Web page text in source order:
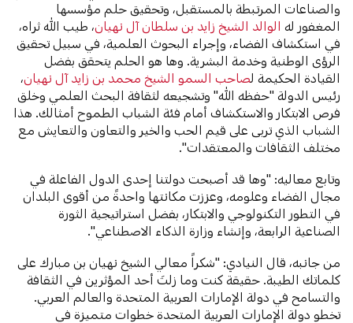
والصناعات المرتبطة بالمستقبل، وتحقيق حلم مؤسسها
المغفور له الوالد الشيخ زايد بن سلطان آل نهيان، طيب الله ثراه،
في استكشاف الفضاء، وإجراء البحوث العلمية، في سبيل تحقيق
الرؤى الوطنية وخدمة البشرية. وها هو الحلم يتحقق بفضل
القيادة الحكيمة لصاحب السمو الشيخ محمد بن زايد آل نهيان،
رئيس الدولة "حفظه الله" وتشجيعه لثقافة البحث العلمي وخلق
فرص الابتكار والاستكشاف أمام فئة الشباب الطموح أمثالك. هذا
الشباب الذي تربى على قيم الحب والخير والتعاون والتعايش مع
مختلف الثقافات والمعتقدات".
وتابع معاليه: "وها قد أصبحت دولتنا إحدى الدول الفاعلة في
مجال الفضاء وعلومه، وعززت مكانتها واحدةً من أقوى البلدان
في التطور التكنولوجي والابتكار، بفضل استراتيجية الثورة
الصناعية الرابعة، وإنشاء وزارة الذكاء الاصطناعي".
من جانبه، قال النيادي: "شكراً معالي الشيخ نهيان بن مبارك على
كلماتك الطيبة. حقيقة كنت وما زلتَ أحد المؤثرين في الثقافة
والتسامح في دولة الإمارات العربية المتحدة والعالم العربي.
تخطو دولة الإمارات العربية المتحدة خطوات متميزة في